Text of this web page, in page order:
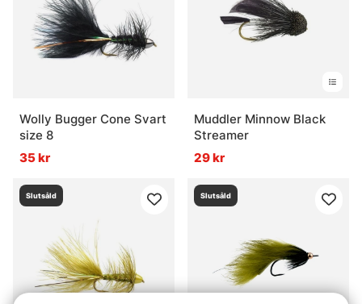
Wolly Bugger Cone Svart
size 8
35 kr
Muddler Minnow Black
Streamer
29 kr
Slutsåld Slutsåld